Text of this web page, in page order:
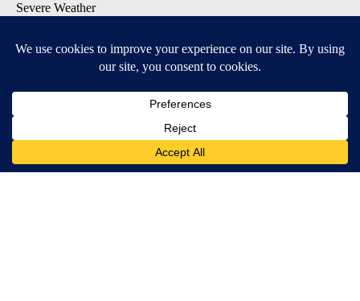
Severe Weather
Daily Weather Forecast
Available for iOS and Android